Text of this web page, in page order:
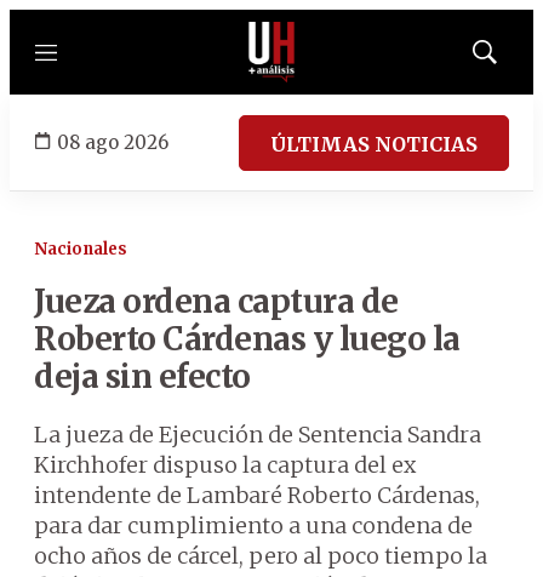
Menú
Mostrar
08 ago 2026 ÚLTIMAS NOTICIAS
Nacionales
Jueza ordena captura de
Roberto Cárdenas y luego la
deja sin efecto
La jueza de Ejecución de Sentencia Sandra
Kirchhofer dispuso la captura del ex
intendente de Lambaré Roberto Cárdenas,
para dar cumplimiento a una condena de
ocho años de cárcel, pero al poco tiempo la